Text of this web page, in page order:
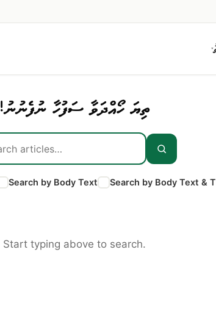
▾
ތިޔަ ހޯއްދަވާ ސަފުހާ ނުފެނުނު!
Search by Body Text Search by Body Text &
Start typing above to search.